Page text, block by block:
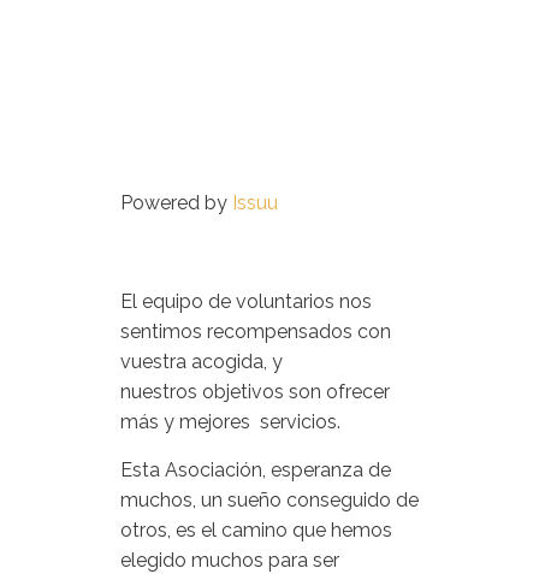
Powered by Issuu
El equipo de voluntarios nos
sentimos recompensados con
vuestra acogida, y
nuestros objetivos son ofrecer
más y mejores servicios.
Esta Asociación, esperanza de
muchos, un sueño conseguido de
otros, es el camino que hemos
elegido muchos para ser